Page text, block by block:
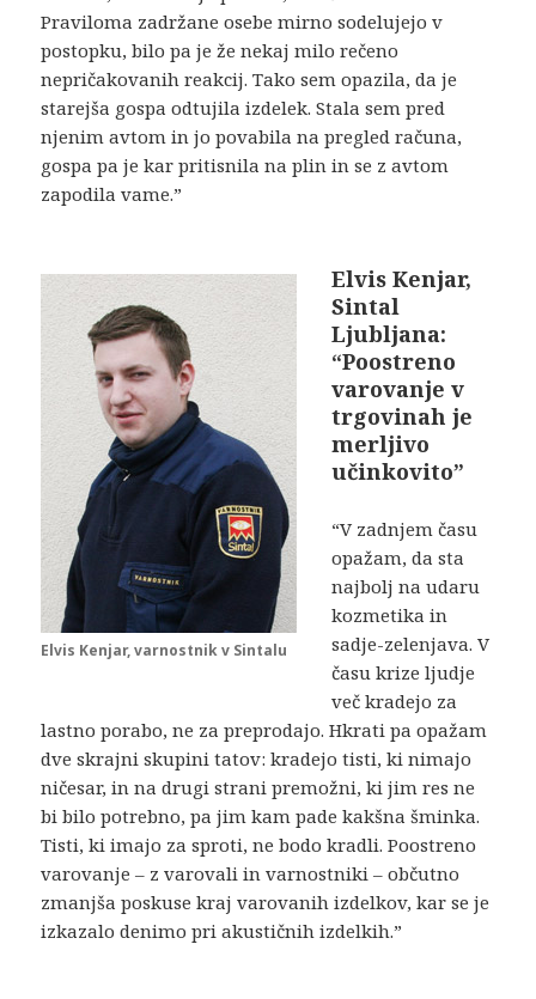
Praviloma zadržane osebe mirno sodelujejo v
postopku, bilo pa je že nekaj milo rečeno
nepričakovanih reakcij. Tako sem opazila, da je
starejša gospa odtujila izdelek. Stala sem pred
njenim avtom in jo povabila na pregled računa,
gospa pa je kar pritisnila na plin in se z avtom
zapodila vame.”
Elvis Kenjar, varnostnik v Sintalu
Elvis Kenjar,
Sintal
Ljubljana:
“Poostreno
varovanje v
trgovinah je
merljivo
učinkovito”
“V zadnjem času
opažam, da sta
najbolj na udaru
kozmetika in
sadje-zelenjava. V
času krize ljudje
več kradejo za
lastno porabo, ne za preprodajo. Hkrati pa opažam
dve skrajni skupini tatov: kradejo tisti, ki nimajo
ničesar, in na drugi strani premožni, ki jim res ne
bi bilo potrebno, pa jim kam pade kakšna šminka.
Tisti, ki imajo za sproti, ne bodo kradli. Poostreno
varovanje – z varovali in varnostniki – občutno
zmanjša poskuse kraj varovanih izdelkov, kar se je
izkazalo denimo pri akustičnih izdelkih.”